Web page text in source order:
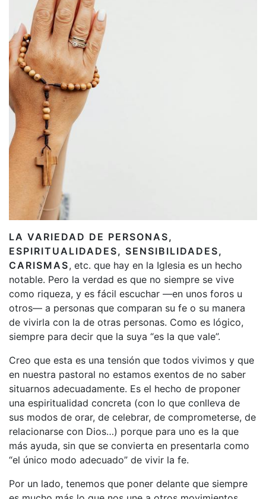
LA VARIEDAD DE PERSONAS,
ESPIRITUALIDADES, SENSIBILIDADES,
CARISMAS, etc. que hay en la Iglesia es un hecho
notable. Pero la verdad es que no siempre se vive
como riqueza, y es fácil escuchar —en unos foros u
otros— a personas que comparan su fe o su manera
de vivirla con la de otras personas. Como es lógico,
siempre para decir que la suya “es la que vale”.
Creo que esta es una tensión que todos vivimos y que
en nuestra pastoral no estamos exentos de no saber
situarnos adecuadamente. Es el hecho de proponer
una espiritualidad concreta (con lo que conlleva de
sus modos de orar, de celebrar, de comprometerse, de
relacionarse con Dios…) porque para uno es la que
más ayuda, sin que se convierta en presentarla como
“el único modo adecuado” de vivir la fe.
Por un lado, tenemos que poner delante que siempre